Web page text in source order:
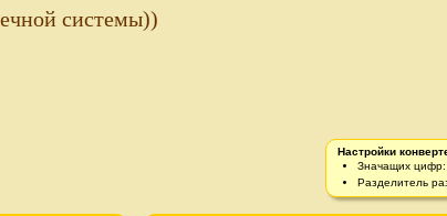
системы))
Настройки
Значащих цифр:
Разделитель